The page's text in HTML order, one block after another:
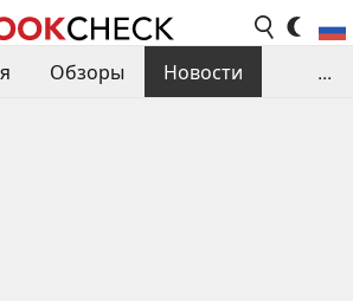
Обзоры
Новости
...